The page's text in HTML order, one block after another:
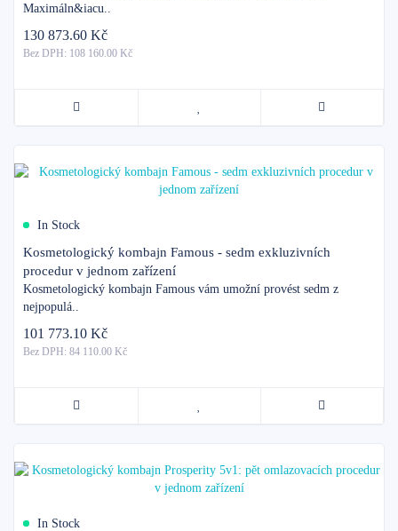
Maximáln&iacu..
130 873.60 Kč
Bez DPH: 108 160.00 Kč
In Stock
Kosmetologický kombajn Famous - sedm exkluzivních
procedur v jednom zařízení
Kosmetologický kombajn Famous vám umožní provést sedm z
nejpopulá..
101 773.10 Kč
Bez DPH: 84 110.00 Kč
In Stock